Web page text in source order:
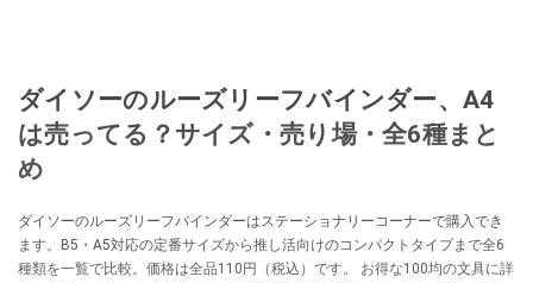
ダイソーのルーズリーフバインダー、A4
は売ってる？サイズ・売り場・全6種まと
め
ダイソーのルーズリーフバインダーはステーショナリーコーナーで購入でき
ます。B5・A5対応の定番サイズから推し活向けのコンパクトタイプまで全6
種類を一覧で比較。価格は全品110円（税込）です。 お得な100均の文具に詳